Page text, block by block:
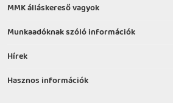
MMK álláskereső vagyok
Munkaadóknak szóló információk
Hírek
Hasznos információk